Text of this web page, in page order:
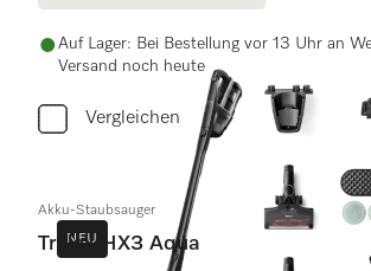
Auf Lager: Bei Bestellung vor 13 Uhr an
Versand noch heute
Vergleichen
NEU
Akku-Staubsauger
Triflex HX3 Aqua